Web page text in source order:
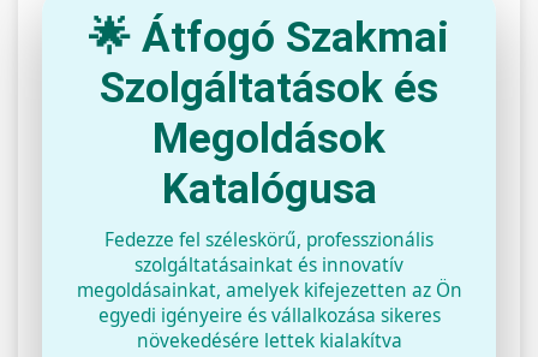
🌟 Átfogó Szakmai
Szolgáltatások és
Megoldások
Katalógusa
Fedezze fel széleskörű, professzionális
szolgáltatásainkat és innovatív
megoldásainkat, amelyek kifejezetten az Ön
egyedi igényeire és vállalkozása sikeres
növekedésére lettek kialakítva